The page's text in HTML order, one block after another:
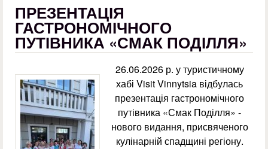
ПРЕЗЕНТАЦІЯ
ГАСТРОНОМІЧНОГО
ПУТІВНИКА «СМАК ПОДІЛЛЯ»
26.06.2026 р. у туристичному
хабі Visit Vinnytsia відбулась
презентація гастрономічного
путівника «Смак Поділля» -
нового видання, присвяченого
кулінарній спадщині регіону.